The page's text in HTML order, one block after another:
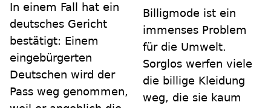
In einem Fall hat ein
deutsches Gericht
bestätigt: Einem
eingebürgerten
Deutschen wird der
Pass weg genommen,
Billigmode ist ein
immenses Problem
für die Umwelt.
Sorglos werfen viele
die billige Kleidung
weg, die sie kaum